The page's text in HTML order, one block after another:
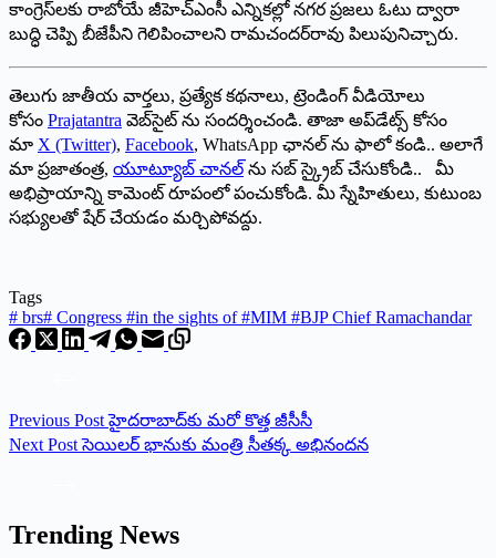
కాంగ్రెస్‌లకు రాబోయే జీహెచ్‌ఎంసీ ఎన్నికల్లో నగర ప్రజలు ఓటు ద్వారా
బుద్ధి చెప్పి బీజేపీని గెలిపించాలని రామచందర్‌రావు పిలుపునిచ్చారు.
తెలుగు జాతీయ వార్తలు, ప్రత్యేక కథనాలు, ట్రెండింగ్ వీడియోలు
కోసం Prajatantra వెబ్‌సైట్ ను సందర్శించండి. తాజా అప్‌డేట్స్ కోసం
మా X (Twitter), Facebook, WhatsApp ఛానల్ ను ఫాలో కండి.. అలాగే
మా ప్రజాతంత్ర, యూట్యూబ్ చానల్ ను సబ్ స్క్రైబ్ చేసుకోండి.. మీ
అభిప్రాయాన్ని కామెంట్ రూపంలో పంచుకోండి. మీ స్నేహితులు, కుటుంబ
సభ్యులతో షేర్ చేయడం మర్చిపోవద్దు.
Tags
# brs# Congress #in the sights of #MIM #BJP Chief Ramachandar
Previous Post హైదరాబాద్‌కు మరో కొత్త జీసీసీ
Next Post సెయిలర్ భానుకు మంత్రి సీతక్క అభినందన
Trending News